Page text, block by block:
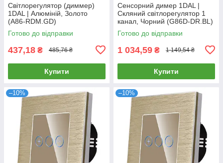
Світлорегулятор (диммер)
1DAL | Алюміній, Золото
(A86-RDM.GD)
Готово до відправки
437,18 ₴ 485,76 ₴
Купити
Сенсорний димер 1DAL |
Скляний світлорегулятор 1
канал, Чорний (G86D-DR.BL)
Готово до відправки
1 034,59 ₴ 1 149,54 ₴
Купити
–10% –10%